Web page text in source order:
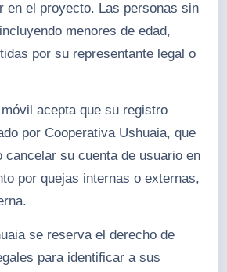
en el proyecto. Las personas sin
menores de edad,
por su representante legal o
acepta que su registro
por Cooperativa Ushuaia, que
cancelar su cuenta de usuario en
por quejas internas o externas,
se reserva el derecho de
para identificar a sus